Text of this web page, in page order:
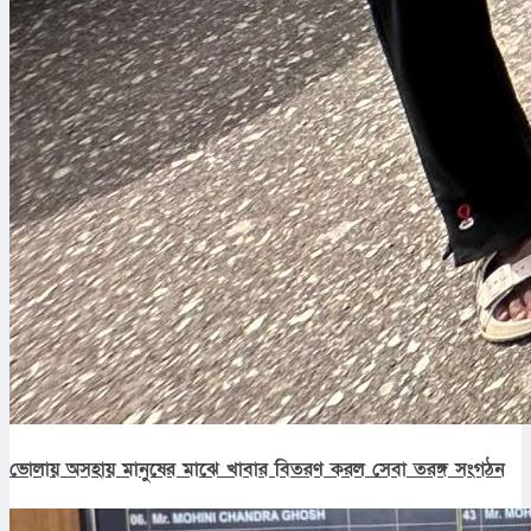
ভোলায় অসহায় মানুষের মাঝে খাবার বিতরণ করল সেবা তরঙ্গ সংগঠন